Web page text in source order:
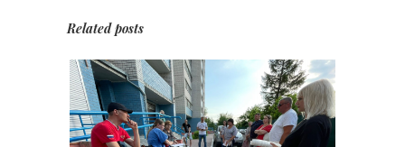
Related posts